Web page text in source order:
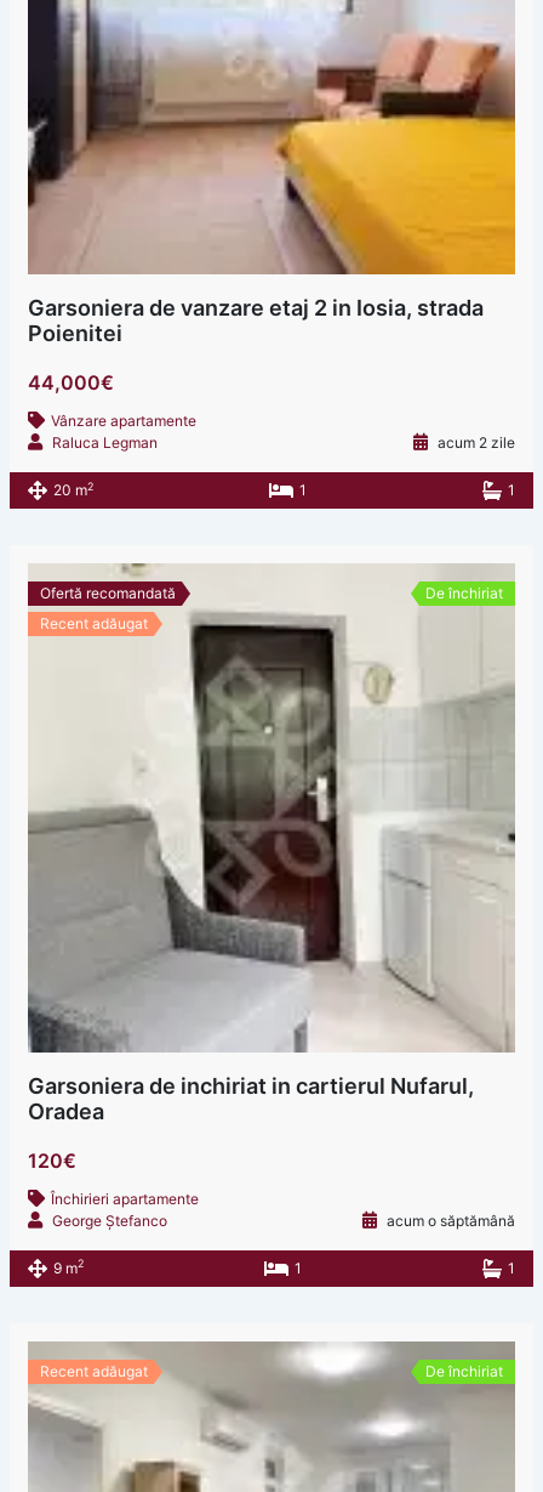
Garsoniera de vanzare etaj 2 in Iosia, strada
Poienitei
44,000€
Vânzare apartamente
Raluca Legman
acum 2 zile
20 m2 1 1
Ofertă recomandată
Recent adăugat
De închiriat
Garsoniera de inchiriat in cartierul Nufarul,
Oradea
120€
Închirieri apartamente
George Ștefanco
acum o săptămână
9 m2 1 1
Recent adăugat De închiriat